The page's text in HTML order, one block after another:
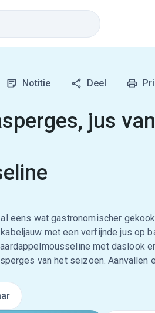
Notitie Deel
jus van
eens wat gastronomischer
met een verfijnde jus op
met daslook
van het seizoen. Aanvallen